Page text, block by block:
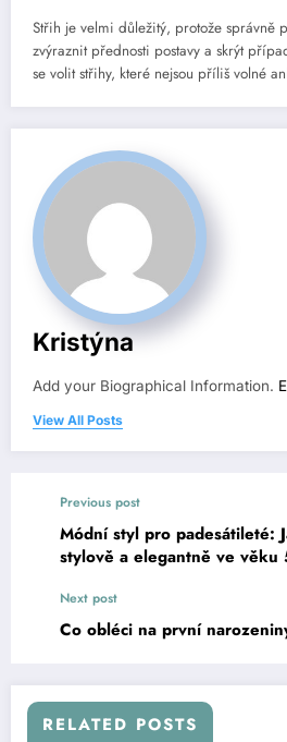
Střih je velmi důležitý, protože správně
zvýraznit přednosti postavy a skrýt
se volit střihy, které nejsou příliš volné
Kristýna
Add your Biographical Information.
View All Posts
Previous post
Módní styl pro padesátileté:
stylově a elegantně ve věku
Next post
Co obléci na první
RELATED POSTS